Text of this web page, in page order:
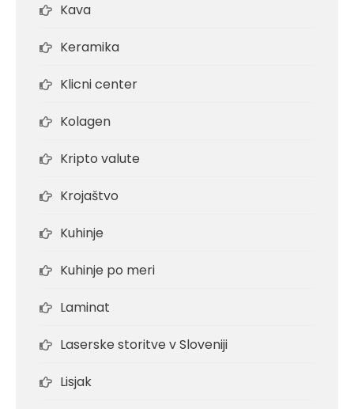
Kava
Keramika
Klicni center
Kolagen
Kripto valute
Krojaštvo
Kuhinje
Kuhinje po meri
Laminat
Laserske storitve v Sloveniji
Lisjak